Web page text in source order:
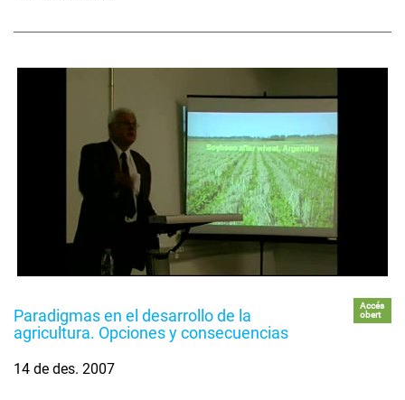
Paradigmas en el desarrollo de la
agricultura. Opciones y consecuencias
Accés
obert
14 de des. 2007